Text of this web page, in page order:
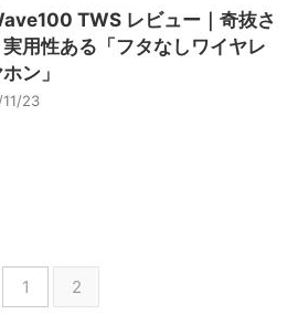
TWS レビュー｜奇抜さ
用性ある「フタなしワイヤレ
ン」
23
1 2